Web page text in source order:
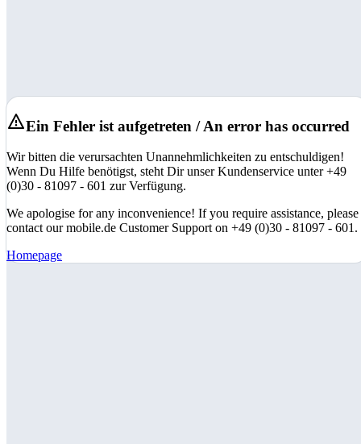
Ein Fehler ist aufgetreten / An error has occurred
Wir bitten die verursachten Unannehmlichkeiten zu entschuldigen!
Wenn Du Hilfe benötigst, steht Dir unser Kundenservice unter +49
(0)30 - 81097 - 601 zur Verfügung.
We apologise for any inconvenience! If you require assistance, please
contact our mobile.de Customer Support on +49 (0)30 - 81097 - 601.
Homepage